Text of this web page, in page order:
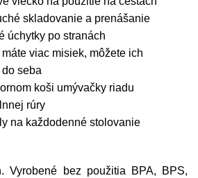
skladovanie a prenášanie
úchytky po stranách
viac misiek, môžete ich
seba
koši umývačky riadu
rúry
na každodenné stolovanie
Vyrobené bez použitia BPA, BPS,